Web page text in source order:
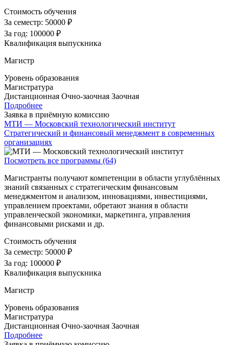
Стоимость обучения
За семестр: 50000 ₽
За год: 100000 ₽
Квалификация выпускника
Магистр
Уровень образования
Магистратура
Дистанционная Очно-заочная Заочная
Подробнее
Заявка в приёмную комиссию
МТИ — Московский технологический институт
Стратегический и финансовый менеджмент в современных
организациях
Посмотреть все программы (64)
Магистранты получают компетенции в области углублённых
знаний связанных с стратегическим финансовым
менеджментом и анализом, инновациями, инвестициями,
управлением проектами, обретают знания в области
управленческой экономики, маркетинга, управления
финансовыми рисками и др.
Стоимость обучения
За семестр: 50000 ₽
За год: 100000 ₽
Квалификация выпускника
Магистр
Уровень образования
Магистратура
Дистанционная Очно-заочная Заочная
Подробнее